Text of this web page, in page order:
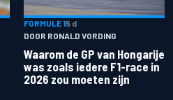
FORMULE 15 d
DOOR RONALD VORDING
Waarom de GP van Hongarije
was zoals iedere F1-race in
2026 zou moeten zijn